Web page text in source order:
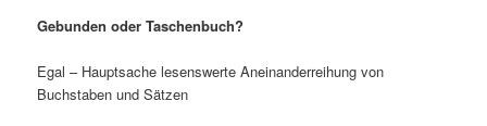
Gebunden oder Taschenbuch?
Egal – Hauptsache lesenswerte Aneinanderreihung von
Buchstaben und Sätzen